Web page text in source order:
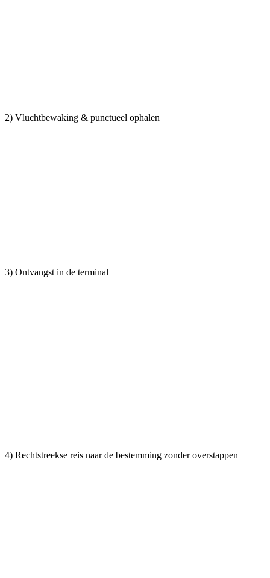
2) Vluchtbewaking & punctueel ophalen
3) Ontvangst in de terminal
4) Rechtstreekse reis naar de bestemming zonder overstappen